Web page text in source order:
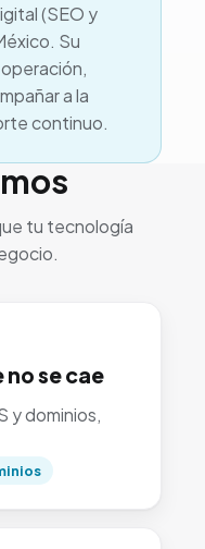
(SEO y
Su
a la
continuo.
tu tecnología
se cae
y dominios,